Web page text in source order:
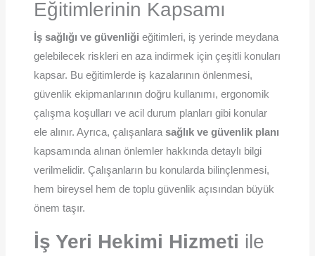
Eğitimlerinin Kapsamı
İş sağlığı ve güvenliği eğitimleri, iş yerinde meydana
gelebilecek riskleri en aza indirmek için çeşitli konuları
kapsar. Bu eğitimlerde iş kazalarının önlenmesi,
güvenlik ekipmanlarının doğru kullanımı, ergonomik
çalışma koşulları ve acil durum planları gibi konular
ele alınır. Ayrıca, çalışanlarasağlık ve güvenlik planı
kapsamında alınan önlemler hakkında detaylı bilgi
verilmelidir. Çalışanların bu konularda bilinçlenmesi,
hem bireysel hem de toplu güvenlik açısından büyük
önem taşır.
İş Yeri Hekimi Hizmeti ile